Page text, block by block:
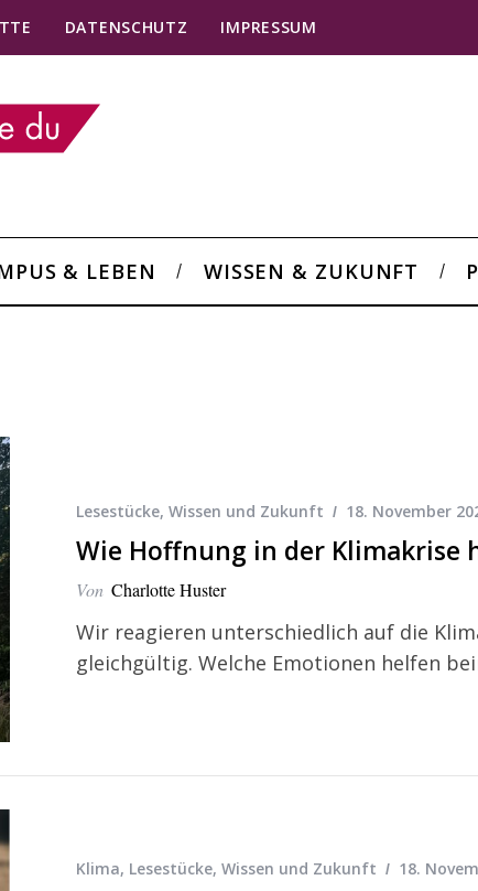
DATENSCHUTZ IMPRESSUM
& LEBEN WISSEN & ZUKUNFT
Lesestücke, Wissen und Zukunft 18. November
Wie Hoffnung in der Klimakrise
Von Charlotte Huster
Wir reagieren unterschiedlich auf die
gleichgültig. Welche Emotionen helfen
Klima, Lesestücke, Wissen und Zukunft 18.